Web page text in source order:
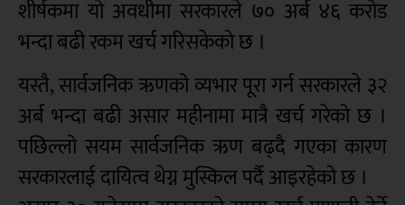
शीर्षकमा यो अवधीमा सरकारले ७० अर्ब ४६ करोड
भन्दा बढी रकम खर्च गरिसकेको छ ।
यस्तै, सार्वजनिक ऋणको व्यभार पूरा गर्न सरकारले ३२
अर्ब भन्दा बढी असार महीनामा मात्रै खर्च गरेको छ ।
पछिल्लो सयम सार्वजनिक ऋण बढ्दै गएका कारण
सरकारलाई दायित्व थेग्न मुस्किल पर्दै आइरहेको छ ।